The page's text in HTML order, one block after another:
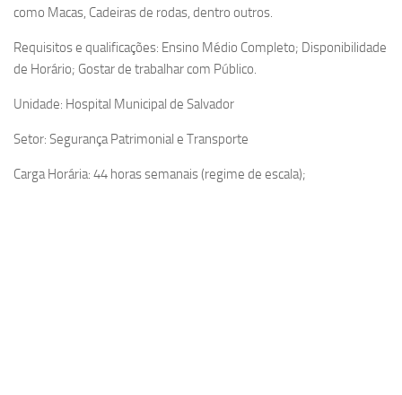
como Macas, Cadeiras de rodas, dentro outros.
Requisitos e qualificações: Ensino Médio Completo; Disponibilidade
de Horário; Gostar de trabalhar com Público.
Unidade: Hospital Municipal de Salvador
Setor: Segurança Patrimonial e Transporte
Carga Horária: 44 horas semanais (regime de escala);